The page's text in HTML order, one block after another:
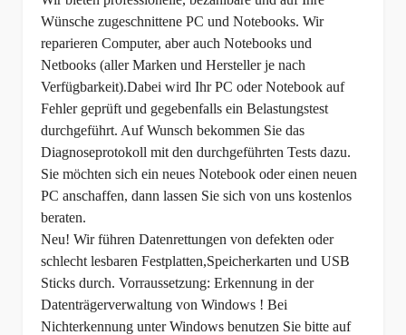
Wünsche zugeschnittene PC und Notebooks. Wir
reparieren Computer, aber auch Notebooks und
Netbooks (aller Marken und Hersteller je nach
Verfügbarkeit).Dabei wird Ihr PC oder Notebook auf
Fehler geprüft und gegebenfalls ein Belastungstest
durchgeführt. Auf Wunsch bekommen Sie das
Diagnoseprotokoll mit den durchgeführten Tests dazu.
Sie möchten sich ein neues Notebook oder einen neuen
PC anschaffen, dann lassen Sie sich von uns kostenlos
beraten.
Neu! Wir führen Datenrettungen von defekten oder
schlecht lesbaren Festplatten,Speicherkarten und USB
Sticks durch. Vorraussetzung: Erkennung in der
Datenträgerverwaltung von Windows ! Bei
Nichterkennung unter Windows benutzen Sie bitte auf